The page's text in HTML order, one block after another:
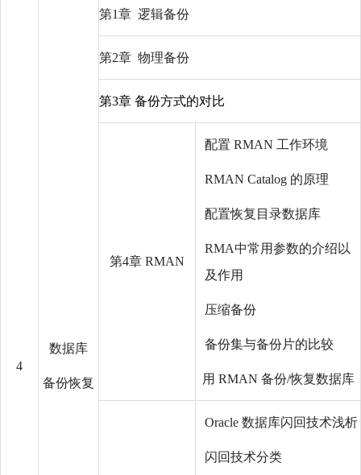
4
数据库
备份恢复
第1章 逻辑备份
第2章 物理备份
第3章 备份方式的对比
第4章 RMAN
配置 RMAN 工作环境
RMAN Catalog 的原理
配置恢复目录数据库
RMA中常用参数的介绍以
及作用
压缩备份
备份集与备份片的比较
用 RMAN 备份/恢复数据库
Oracle 数据库闪回技术浅析
闪回技术分类